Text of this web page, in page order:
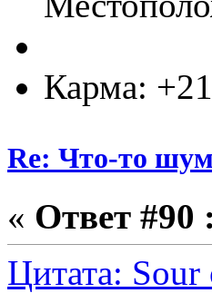
Карма:
Re: Что-то
« Ответ #90 :
Цитата: Sour